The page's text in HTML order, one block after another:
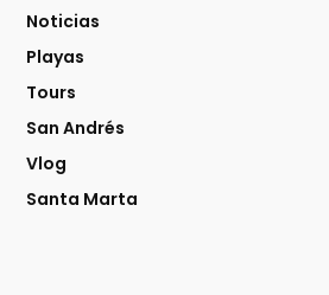
Noticias
Playas
Tours
San Andrés
Vlog
Santa Marta